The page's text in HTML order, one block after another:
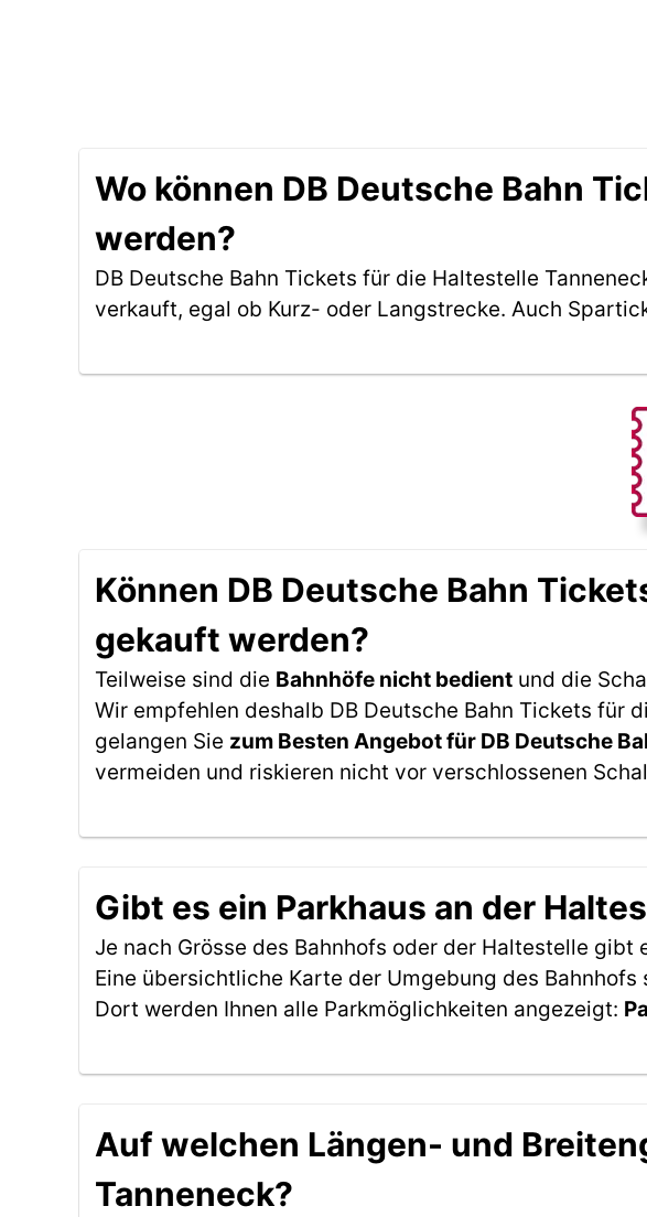
Wo können DB Deutsche Bahn
werden?
DB Deutsche Bahn Tickets für die Haltestelle
verkauft, egal ob Kurz- oder Langstrecke. Auch
Können DB Deutsche Bahn
gekauft werden?
Teilweise sind die Bahnhöfe nicht bedient und die
Wir empfehlen deshalb DB Deutsche Bahn Tickets für
gelangen Sie zum Besten Angebot für DB Deutsche
vermeiden und riskieren nicht vor verschlossenen
Gibt es ein Parkhaus an der
Je nach Grösse des Bahnhofs oder der Haltestelle
Eine übersichtliche Karte der Umgebung des
Dort werden Ihnen alle Parkmöglichkeiten angezeigt:
Auf welchen Längen- und
Tanneneck?